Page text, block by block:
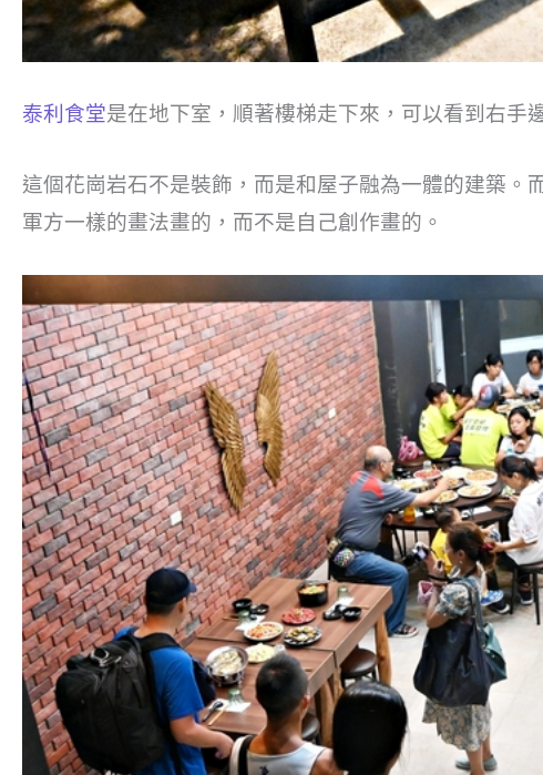
泰利食堂是在地下室，順著樓梯走下來，可以看到右手
這個花崗岩石不是裝飾，而是和屋子融為一體的建築。
軍方一樣的畫法畫的，而不是自己創作畫的。